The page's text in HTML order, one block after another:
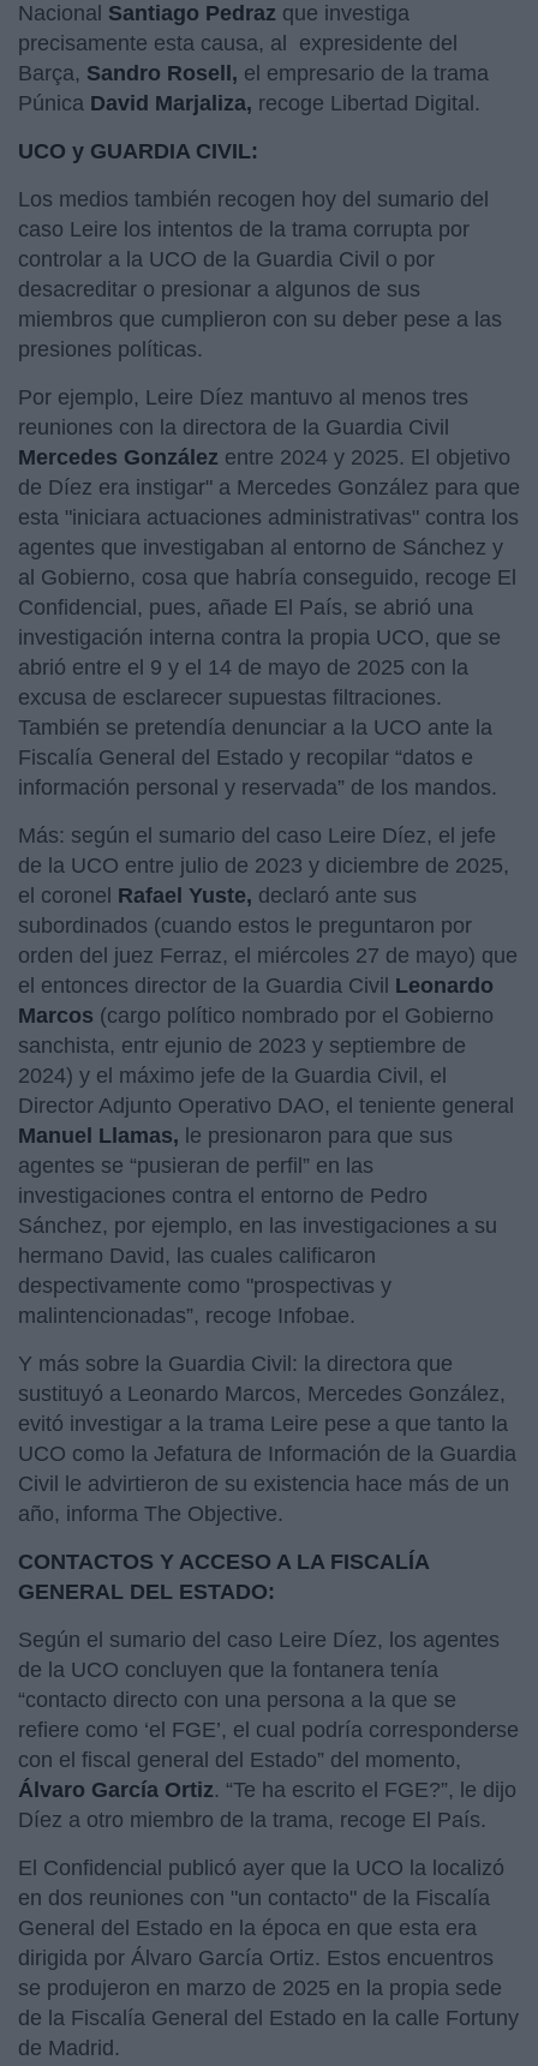
Nacional Santiago Pedraz que investiga
precisamente esta causa, al expresidente del
Barça, Sandro Rosell, el empresario de la trama
Púnica David Marjaliza, recoge Libertad Digital.
UCO y GUARDIA CIVIL:
Los medios también recogen hoy del sumario del
caso Leire los intentos de la trama corrupta por
controlar a la UCO de la Guardia Civil o por
desacreditar o presionar a algunos de sus
miembros que cumplieron con su deber pese a las
presiones políticas.
Por ejemplo, Leire Díez mantuvo al menos tres
reuniones con la directora de la Guardia Civil
Mercedes González entre 2024 y 2025. El objetivo
de Díez era instigar" a Mercedes González para que
esta "iniciara actuaciones administrativas" contra los
agentes que investigaban al entorno de Sánchez y
al Gobierno, cosa que habría conseguido, recoge El
Confidencial, pues, añade El País, se abrió una
investigación interna contra la propia UCO, que se
abrió entre el 9 y el 14 de mayo de 2025 con la
excusa de esclarecer supuestas filtraciones.
También se pretendía denunciar a la UCO ante la
Fiscalía General del Estado y recopilar “datos e
información personal y reservada” de los mandos.
Más: según el sumario del caso Leire Díez, el jefe
de la UCO entre julio de 2023 y diciembre de 2025,
el coronel Rafael Yuste, declaró ante sus
subordinados (cuando estos le preguntaron por
orden del juez Ferraz, el miércoles 27 de mayo) que
el entonces director de la Guardia Civil Leonardo
Marcos (cargo político nombrado por el Gobierno
sanchista, entr ejunio de 2023 y septiembre de
2024) y el máximo jefe de la Guardia Civil, el
Director Adjunto Operativo DAO, el teniente general
Manuel Llamas, le presionaron para que sus
agentes se “pusieran de perfil” en las
investigaciones contra el entorno de Pedro
Sánchez, por ejemplo, en las investigaciones a su
hermano David, las cuales calificaron
despectivamente como "prospectivas y
malintencionadas”, recoge Infobae.
Y más sobre la Guardia Civil: la directora que
sustituyó a Leonardo Marcos, Mercedes González,
evitó investigar a la trama Leire pese a que tanto la
UCO como la Jefatura de Información de la Guardia
Civil le advirtieron de su existencia hace más de un
año, informa The Objective.
CONTACTOS Y ACCESO A LA FISCALÍA
GENERAL DEL ESTADO:
Según el sumario del caso Leire Díez, los agentes
de la UCO concluyen que la fontanera tenía
“contacto directo con una persona a la que se
refiere como ‘el FGE’, el cual podría corresponderse
con el fiscal general del Estado” del momento,
Álvaro García Ortiz. “Te ha escrito el FGE?”, le dijo
Díez a otro miembro de la trama, recoge El País.
El Confidencial publicó ayer que la UCO la localizó
en dos reuniones con "un contacto" de la Fiscalía
General del Estado en la época en que esta era
dirigida por Álvaro García Ortiz. Estos encuentros
se produjeron en marzo de 2025 en la propia sede
de la Fiscalía General del Estado en la calle Fortuny
de Madrid.